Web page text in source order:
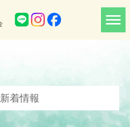
新着情報